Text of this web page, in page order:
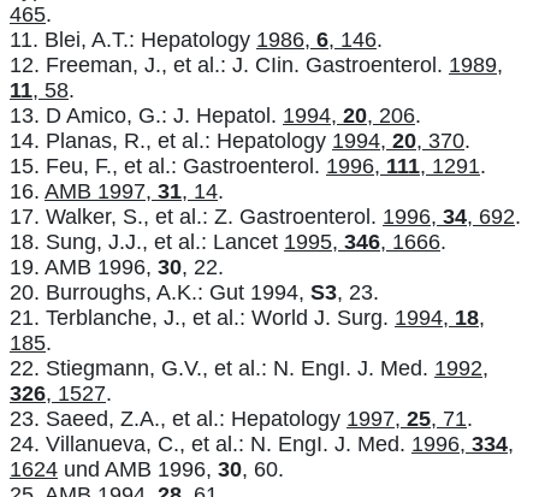
465.
11. Blei, A.T.: Hepatology 1986, 6, 146.
12. Freeman, J., et al.: J. CIin. Gastroenterol. 1989,
11, 58.
13. D Amico, G.: J. Hepatol. 1994, 20, 206.
14. Planas, R., et al.: Hepatology 1994, 20, 370.
15. Feu, F., et al.: Gastroenterol. 1996, 111, 1291.
16. AMB 1997, 31, 14.
17. Walker, S., et al.: Z. Gastroenterol. 1996, 34, 692.
18. Sung, J.J., et al.: Lancet 1995, 346, 1666.
19. AMB 1996, 30, 22.
20. Burroughs, A.K.: Gut 1994, S3, 23.
21. Terblanche, J., et al.: World J. Surg. 1994, 18,
185.
22. Stiegmann, G.V., et al.: N. EngI. J. Med. 1992,
326, 1527.
23. Saeed, Z.A., et al.: Hepatology 1997, 25, 71.
24. Villanueva, C., et al.: N. EngI. J. Med. 1996, 334,
1624 und AMB 1996, 30, 60.